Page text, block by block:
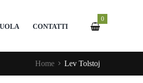
CONTATTI
0
Home Lev Tolstoj